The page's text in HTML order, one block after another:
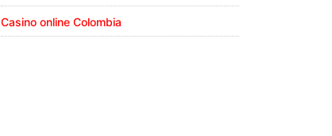
Casino online Colombia